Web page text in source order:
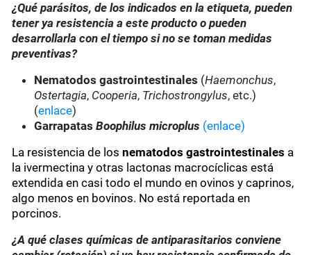
¿Qué parásitos, de los indicados en la etiqueta, pueden
tener ya resistencia a este producto o pueden
desarrollarla con el tiempo si no se toman medidas
preventivas?
Nematodos gastrointestinales (Haemonchus,
Ostertagia, Cooperia, Trichostrongylus, etc.)
(enlace)
GarrapatasBoophilus microplus (enlace)
La resistencia de losnematodos gastrointestinales a
la ivermectina y otras lactonas macrocíclicas está
extendida en casi todo el mundo en ovinos y caprinos,
algo menos en bovinos. No está reportada en
porcinos.
¿A qué clases químicas de antiparasitarios conviene